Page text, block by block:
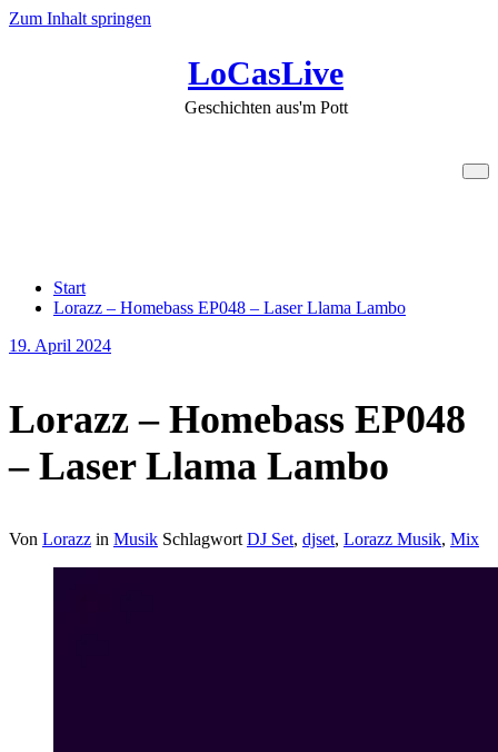
Zum Inhalt springen
LoCasLive
Geschichten aus'm Pott
Start
Lorazz – Homebass EP048 – Laser Llama Lambo
19. April 2024
Lorazz – Homebass EP048
– Laser Llama Lambo
Von Lorazz in Musik Schlagwort DJ Set, djset, Lorazz Musik, Mix